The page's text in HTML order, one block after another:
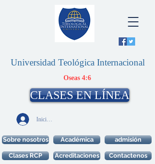
Universidad Teológica Internacional
Oseas 4:6
Iniciar sesión
CLASES EN LÍNEA
Sobre nosotros Académica admisión
Clases RCP Acreditaciones Contactenos